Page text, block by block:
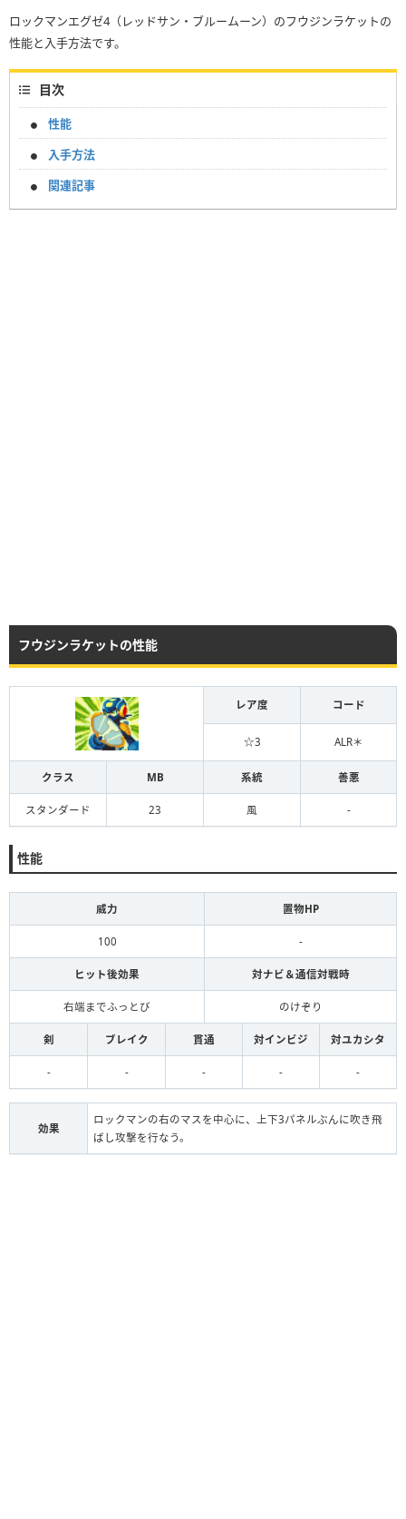
ロックマンエグゼ4（レッドサン・ブルームーン）のフウジンラケットの
性能と入手方法です。
目次
性能
入手方法
関連記事
フウジンラケットの性能
レア度 コード
☆3 ALR＊
クラス MB 系統 善悪
スタンダード 23 風 -
性能
威力 置物HP
100 -
ヒット後効果 対ナビ＆通信対戦時
右端までふっとび のけぞり
剣 ブレイク 貫通 対インビジ 対ユカシタ
- - - - -
効果
ロックマンの右のマスを中心に、上下3パネルぶんに吹き飛
ばし攻撃を行なう。